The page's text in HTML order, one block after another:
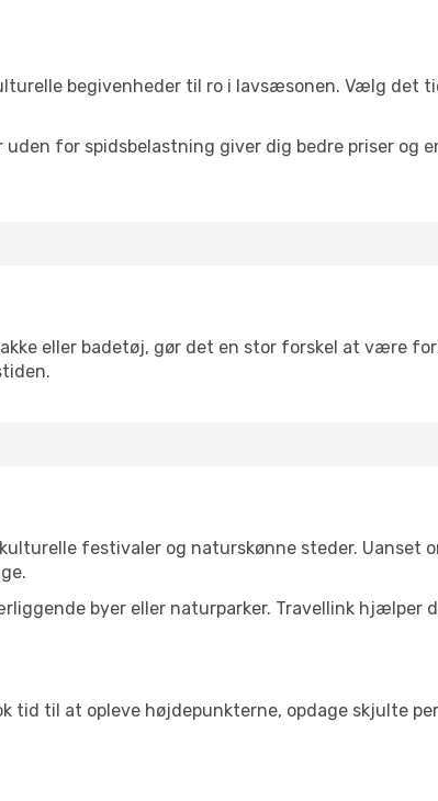
begivenheder til ro i lavsæsonen. Vælg det
for spidsbelastning giver dig bedre priser og
eller badetøj, gør det en stor forskel at være
festivaler og naturskønne steder. Uanset
byer eller naturparker. Travellink hjælper
tid til at opleve højdepunkterne, opdage skjulte